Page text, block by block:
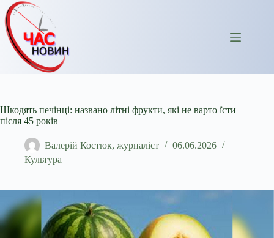
Перейти
до
вмісту
Шкодять печінці: названо літні фрукти, які не варто їсти
після 45 років
Валерій Костюк, журналіст
06.06.2026
Культура